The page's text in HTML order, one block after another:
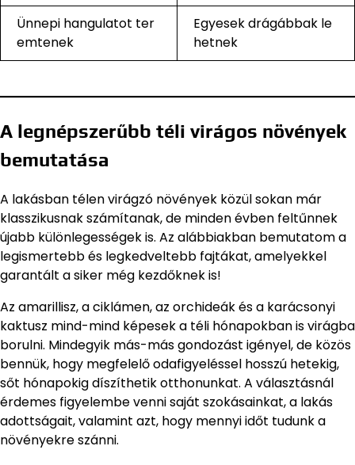
Ünnepi hangulatot ter
emtenek
Egyesek drágábbak le
hetnek
A legnépszerűbb téli virágos növények
bemutatása
A lakásban télen virágzó növények közül sokan már
klasszikusnak számítanak, de minden évben feltűnnek
újabb különlegességek is. Az alábbiakban bemutatom a
legismertebb és legkedveltebb fajtákat, amelyekkel
garantált a siker még kezdőknek is!
Az amarillisz, a ciklámen, az orchideák és a karácsonyi
kaktusz mind-mind képesek a téli hónapokban is virágba
borulni. Mindegyik más-más gondozást igényel, de közös
bennük, hogy megfelelő odafigyeléssel hosszú hetekig,
sőt hónapokig díszíthetik otthonunkat. A választásnál
érdemes figyelembe venni saját szokásainkat, a lakás
adottságait, valamint azt, hogy mennyi időt tudunk a
növényekre szánni.